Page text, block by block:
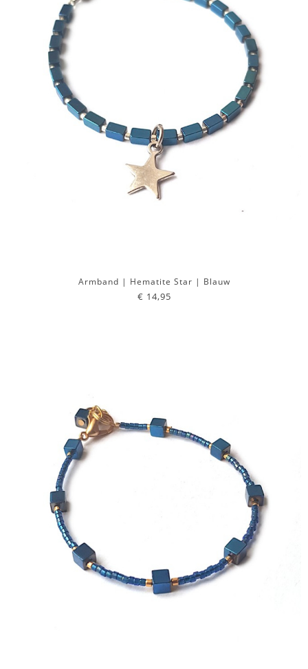
Armband | Hematite Star | Blauw
€ 14,95